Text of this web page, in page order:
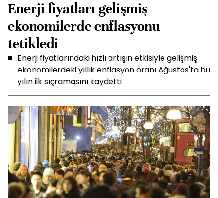
Enerji fiyatları gelişmiş
ekonomilerde enflasyonu
tetikledi
Enerji fiyatlarındaki hızlı artışın etkisiyle gelişmiş
ekonomilerdeki yıllık enflasyon oranı Ağustos'ta bu
yılın ilk sıçramasını kaydetti